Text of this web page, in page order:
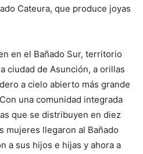
Cateura, que produce joyas
en el Bañado Sur, territorio
ciudad de Asunción, a orillas
a cielo abierto más grande
una comunidad integrada
que se distribuyen en diez
mujeres llegaron al Bañado
a sus hijos e hijas y ahora a